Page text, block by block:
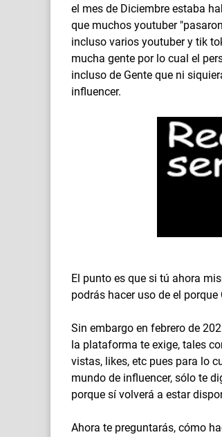
el mes de Diciembre estaba
que muchos youtuber
incluso varios youtuber y tik
mucha gente por lo cual el
incluso de Gente que ni
influencer.
El punto es que si tú ahora
podrás hacer uso de el
Sin embargo en febrero de
la plataforma te exige, tales
vistas, likes, etc pues para lo
mundo de influencer, sólo te
porque sí volverá a estar
Ahora te preguntarás, cómo